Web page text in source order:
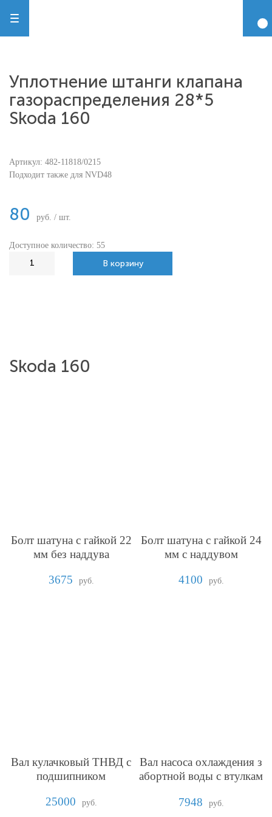
Уплотнение штанги клапана
газораспределения 28*5
Skoda 160
Артикул: 482-11818/0215
Подходит также для NVD48
80 руб. / шт.
Доступное количество: 55
В корзину
Skoda 160
Болт шатуна с гайкой 22
мм без наддува
3675
руб.
Болт шатуна с гайкой 24
мм с наддувом
4100
руб.
Вал кулачковый ТНВД с
подшипником
25000
руб.
Вал насоса охлаждения з
абортной воды с втулкам
7948
руб.